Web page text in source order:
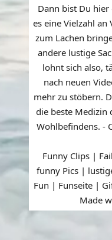
Dann bist Du
es eine Vielzahl
zum Lachen
andere lustige
lohnt sich also,
nach neuen
mehr zu stöbern.
die beste Medizin
Wohlbefindens. -
Funny Clips |
funny Pics |
Fun | Funseite |
Made